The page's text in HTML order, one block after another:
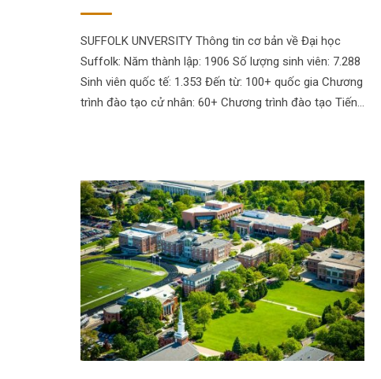
SUFFOLK UNVERSITY Thông tin cơ bản về Đại học
Suffolk: Năm thành lập: 1906 Số lượng sinh viên: 7.288
Sinh viên quốc tế: 1.353 Đến từ: 100+ quốc gia Chương
trình đào tạo cử nhân: 60+ Chương trình đào tạo Tiến…